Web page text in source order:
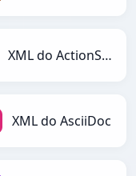
XML do ActionScript
XML do AsciiDoc